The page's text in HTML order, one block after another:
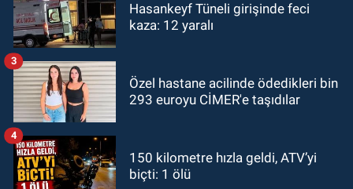
Hasankeyf Tüneli girişinde feci
kaza: 12 yaralı
Özel hastane acilinde ödedikleri bin
293 euroyu CİMER'e taşıdılar
3
150 kilometre hızla geldi, ATV’yi
biçti: 1 ölü
4